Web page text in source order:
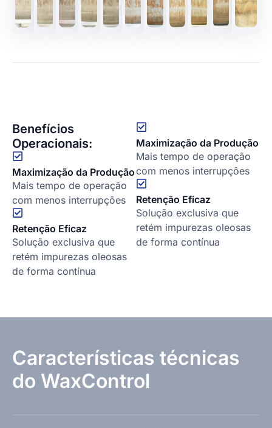
Benefícios
Operacionais:
Maximização da Produção
Mais tempo de operação
com menos interrupções
Retenção Eficaz
Solução exclusiva que
retém impurezas oleosas
de forma contínua
Maximização da Produção
Mais tempo de operação
com menos interrupções
Retenção Eficaz
Solução exclusiva que
retém impurezas oleosas
de forma contínua
Características técnicas
do WaxControl